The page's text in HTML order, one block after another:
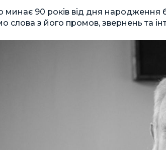
минає 90 років від дня
слова з його промов, звернень та